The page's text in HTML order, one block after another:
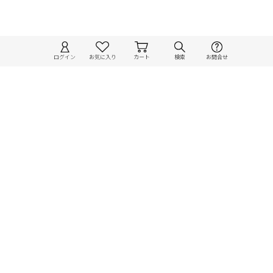
ログイン お気に入り カート 検索 お問合せ